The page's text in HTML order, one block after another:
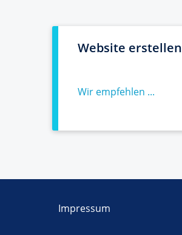
Website erstellen
Wir empfehlen ...
Impressum